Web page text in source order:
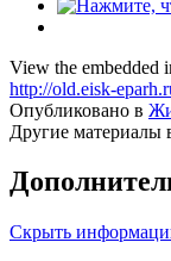
View the embedded
http://old.eisk-
Опубликовано в
Другие материалы
Скрыть